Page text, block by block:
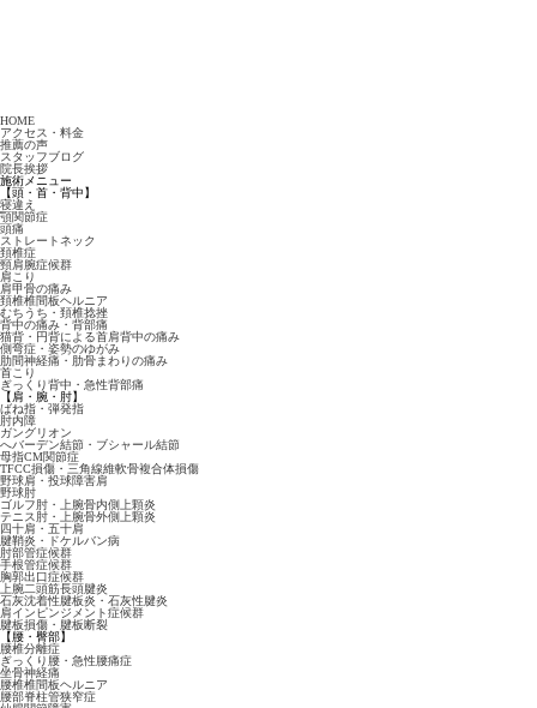
HOME
アクセス・料金
推薦の声
スタッフブログ
院長挨拶
施術メニュー
【頭・首・背中】
寝違え
顎関節症
頭痛
ストレートネック
頚椎症
頸肩腕症候群
肩こり
肩甲骨の痛み
頚椎椎間板ヘルニア
むちうち・頚椎捻挫
背中の痛み・背部痛
猫背・円背による首肩背中の痛み
側弯症・姿勢のゆがみ
肋間神経痛・肋骨まわりの痛み
首こり
ぎっくり背中・急性背部痛
【肩・腕・肘】
ばね指・弾発指
肘内障
ガングリオン
へバーデン結節・ブシャール結節
母指CM関節症
TFCC損傷・三角線維軟骨複合体損傷
野球肩・投球障害肩
野球肘
ゴルフ肘・上腕骨内側上顆炎
テニス肘・上腕骨外側上顆炎
四十肩・五十肩
腱鞘炎・ドケルバン病
肘部管症候群
手根管症候群
胸郭出口症候群
上腕二頭筋長頭腱炎
石灰沈着性腱板炎・石灰性腱炎
肩インピンジメント症候群
腱板損傷・腱板断裂
【腰・臀部】
腰椎分離症
ぎっくり腰・急性腰痛症
坐骨神経痛
腰椎椎間板ヘルニア
腰部脊柱管狭窄症